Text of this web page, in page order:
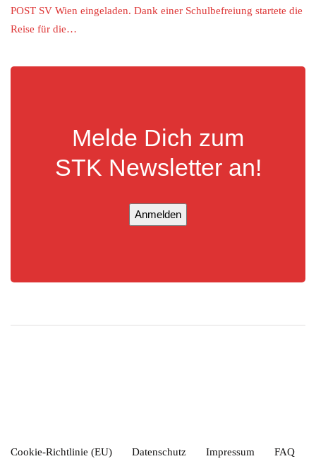
POST SV Wien eingeladen. Dank einer Schulbefreiung startete die
Reise für die…
Melde Dich zum
STK Newsletter an!
Anmelden
Cookie-Richtlinie (EU) Datenschutz Impressum FAQ